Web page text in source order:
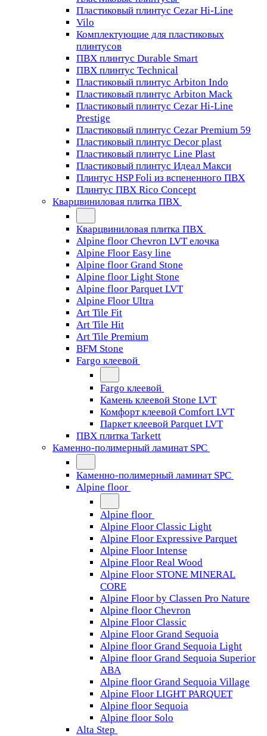
Пластиковый плинтус Cezar Hi-Line
Vilo
Комплектующие для пластиковых
плинтусов
ПВХ плинтус Durable Smart
ПВХ плинтус Technical
Пластиковый плинтус Arbiton Indo
Пластиковый плинтус Arbiton Mack
Пластиковый плинтус Cezar Hi-Line
Prestige
Пластиковый плинтус Cezar Premium 59
Пластиковый плинтус Decor plast
Пластиковый плинтус Line Plast
Пластиковый плинтус Идеал Макси
Плинтус HSP Foli из вспененного ПВХ
Плинтус ПВХ Rico Concept
Кварцвиниловая плитка ПВХ
Кварцвиниловая плитка ПВХ
Alpine floor Chevron LVT елочка
Alpine Floor Easy line
Alpine floor Grand Stone
Alpine floor Light Stone
Alpine floor Parquet LVT
Alpine Floor Ultra
Art Tile Fit
Art Tile Hit
Art Tile Premium
BFM Stone
Fargo клеевой
Fargo клеевой
Камень клеевой Stone LVT
Комфорт клеевой Comfort LVT
Паркет клеевой Parquet LVT
ПВХ плитка Tarkett
Каменно-полимерный ламинат SPC
Каменно-полимерный ламинат SPC
Alpine floor
Alpine floor
Alpine Floor Classic Light
Alpine Floor Expressive Parquet
Alpine Floor Intense
Alpine Floor Real Wood
Alpine Floor STONE MINERAL
CORE
Alpine Floor by Classen Pro Nature
Alpine floor Chevron
Alpine Floor Classic
Alpine Floor Grand Sequoia
Alpine floor Grand Sequoia Light
Alpine floor Grand Sequoia Superior
ABA
Alpine floor Grand Sequoia Village
Alpine Floor LIGHT PARQUET
Alpine floor Sequoia
Alpine floor Solo
Alta Step